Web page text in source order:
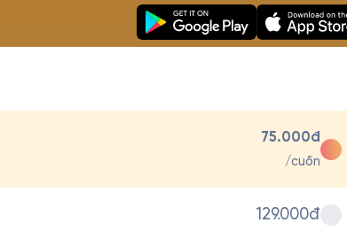
75.000đ
/cuốn
129.000đ